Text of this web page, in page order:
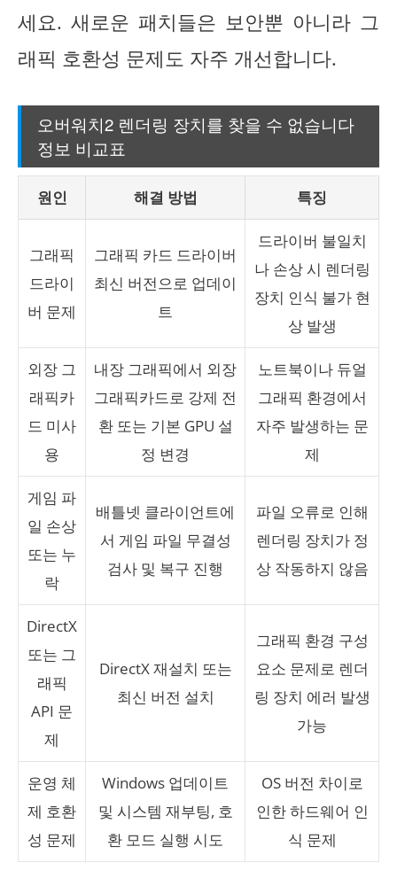
세요. 새로운 패치들은 보안뿐 아니라 그
래픽 호환성 문제도 자주 개선합니다.
오버워치2 렌더링 장치를 찾을 수 없습니다
정보 비교표
원인 해결 방법 특징
그래픽
드라이
버 문제
그래픽 카드 드라이버
최신 버전으로 업데이
트
드라이버 불일치
나 손상 시 렌더링
장치 인식 불가 현
상 발생
외장 그
래픽카
드 미사
용
내장 그래픽에서 외장
그래픽카드로 강제 전
환 또는 기본 GPU 설
정 변경
노트북이나 듀얼
그래픽 환경에서
자주 발생하는 문
제
게임 파
일 손상
또는 누
락
배틀넷 클라이언트에
서 게임 파일 무결성
검사 및 복구 진행
파일 오류로 인해
렌더링 장치가 정
상 작동하지 않음
DirectX
또는 그
래픽
API 문
제
DirectX 재설치 또는
최신 버전 설치
그래픽 환경 구성
요소 문제로 렌더
링 장치 에러 발생
가능
운영 체
제 호환
성 문제
Windows 업데이트
및 시스템 재부팅, 호
환 모드 실행 시도
OS 버전 차이로
인한 하드웨어 인
식 문제